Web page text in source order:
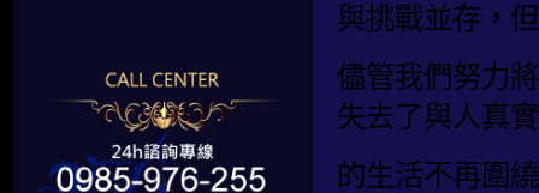
與挑戰並存，
儘管我們努力
失去了與人真
的生活不再圍